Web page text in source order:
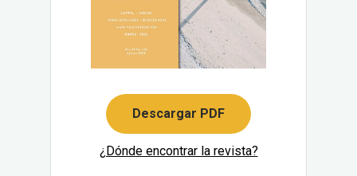
Descargar PDF
¿Dónde encontrar la revista?